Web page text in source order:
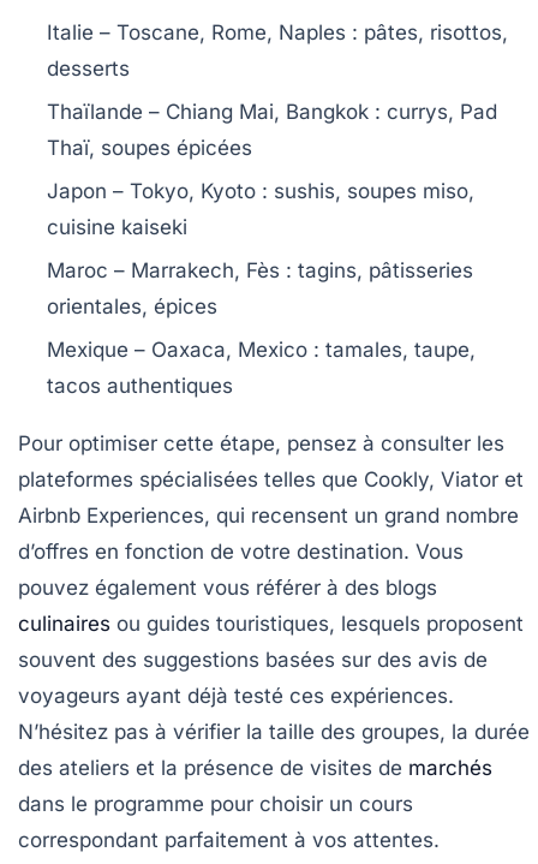
Italie – Toscane, Rome, Naples : pâtes, risottos,
desserts
Thaïlande – Chiang Mai, Bangkok : currys, Pad
Thaï, soupes épicées
Japon – Tokyo, Kyoto : sushis, soupes miso,
cuisine kaiseki
Maroc – Marrakech, Fès : tagins, pâtisseries
orientales, épices
Mexique – Oaxaca, Mexico : tamales, taupe,
tacos authentiques
Pour optimiser cette étape, pensez à consulter les
plateformes spécialisées telles que Cookly, Viator et
Airbnb Experiences, qui recensent un grand nombre
d’offres en fonction de votre destination. Vous
pouvez également vous référer à des blogs
culinaires ou guides touristiques, lesquels proposent
souvent des suggestions basées sur des avis de
voyageurs ayant déjà testé ces expériences.
N’hésitez pas à vérifier la taille des groupes, la durée
des ateliers et la présence de visites de marchés
dans le programme pour choisir un cours
correspondant parfaitement à vos attentes.